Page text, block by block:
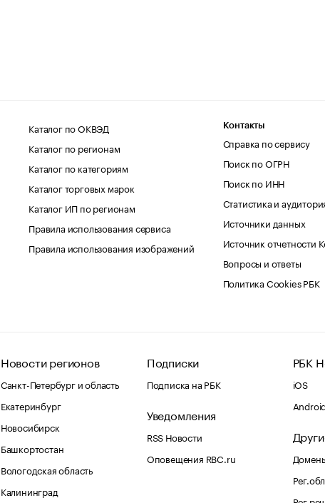
Каталог по ОКВЭД
Каталог по регионам
Каталог по категориям
Каталог торговых марок
Каталог ИП по регионам
Правила использования сервиса
Правила использования изображений
Контакты
Справка по сервису
Поиск по ОГРН
Поиск по ИНН
Статистика и
Источники данных
Источник отчетности
Вопросы и ответы
Политика Cookies РБК
Новости регионов
Санкт-Петербург и область
Екатеринбург
Новосибирск
Башкортостан
Вологодская область
Калининград
Подписки
Подписка на РБК
Уведомления
RSS Новости
Оповещения RBC.ru
РБК
iOS